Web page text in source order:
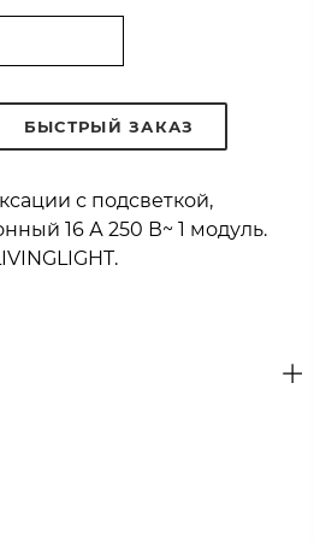
БЫСТРЫЙ ЗАКАЗ
с подсветкой,
16 А 250 В~ 1 модуль.